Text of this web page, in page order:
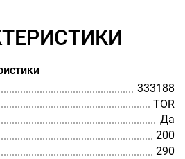
333188
TOR
Да
200
290